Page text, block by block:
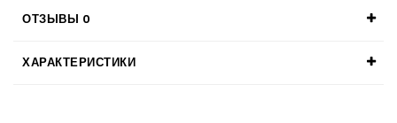
ОТЗЫВЫ 0
ХАРАКТЕРИСТИКИ